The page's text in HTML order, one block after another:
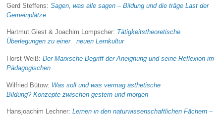
Gerd Steffens:Sagen, was alle sagen – Bildung und die träge Last der
Gemeinplätze
Hartmut Giest & Joachim Lompscher: Tätigkeitstheoretische
Überlegungen zu einer neuen Lernkultur
Horst Weiß:Der Marxsche Begriff der Aneignung und seine Reflexion im
Pädagogischen
Wilfried Bütow: Was soll und was vermag ästhetische
Bildung? Konzepte zwischen gestern und morgen
Hansjoachim Lechner:Lernen in den naturwissenschaftlichen Fächern –